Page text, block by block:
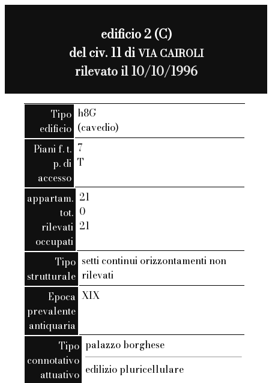
edificio 2 (C)
del civ. 11 diVIA CAIROLI
rilevato il 10/10/1996
Tipo
edificio
h8G
(cavedio)
Piani f. t.
p. di
accesso
7
T
appartam.
tot.
rilevati
occupati
21
0
21
Tipo
strutturale
setti continui orizzontamenti non
rilevati
Epoca
prevalente
antiquaria
XIX
Tipo
connotativo
attuativo
palazzo borghese
edilizio pluricellulare